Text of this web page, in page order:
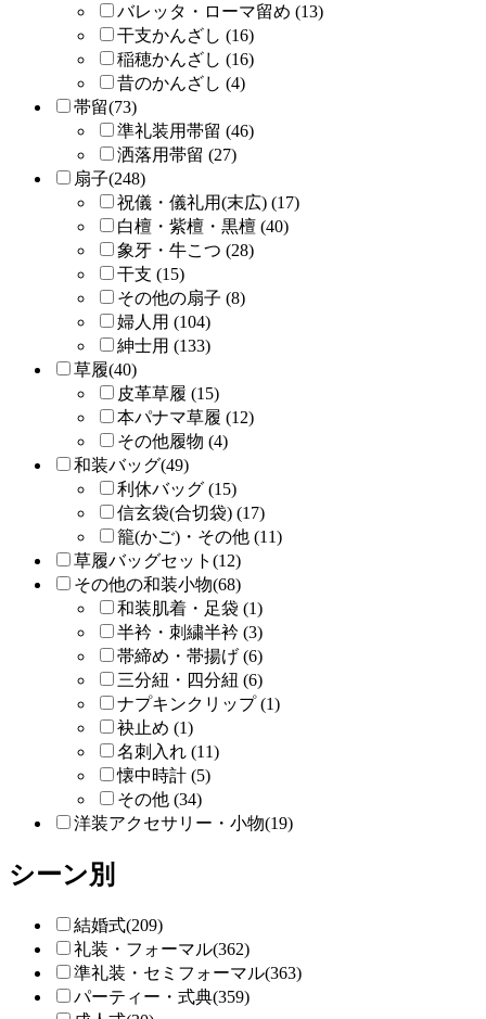
バレッタ・ローマ留め (13)
干支かんざし (16)
稲穂かんざし (16)
昔のかんざし (4)
帯留(73)
準礼装用帯留 (46)
洒落用帯留 (27)
扇子(248)
祝儀・儀礼用(末広) (17)
白檀・紫檀・黒檀 (40)
象牙・牛こつ (28)
干支 (15)
その他の扇子 (8)
婦人用 (104)
紳士用 (133)
草履(40)
皮革草履 (15)
本パナマ草履 (12)
その他履物 (4)
和装バッグ(49)
利休バッグ (15)
信玄袋(合切袋) (17)
籠(かご)・その他 (11)
草履バッグセット(12)
その他の和装小物(68)
和装肌着・足袋 (1)
半衿・刺繍半衿 (3)
帯締め・帯揚げ (6)
三分紐・四分紐 (6)
ナプキンクリップ (1)
袂止め (1)
名刺入れ (11)
懐中時計 (5)
その他 (34)
洋装アクセサリー・小物(19)
シーン別
結婚式(209)
礼装・フォーマル(362)
準礼装・セミフォーマル(363)
パーティー・式典(359)